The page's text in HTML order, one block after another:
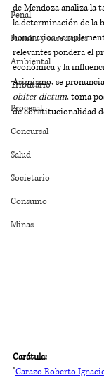
Penal
Familia y sucesiones
Ambiental
Tributario
Procesal
Concursal
Salud
Societario
Consumo
Minas
de Mendoza analiza la
la determinación de la
honorarios
relevantes pondera el
económica y la
Asimismo, se
obiter dictum,toma
de constitucionalidad
Carátula:
"Carazo Roberto